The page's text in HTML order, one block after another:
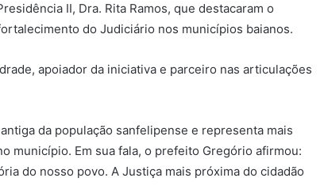
II, Dra. Rita Ramos, que destacaram o
do Judiciário nos municípios baianos.
apoiador da iniciativa e parceiro nas articulações
da população sanfelipense e representa mais
município. Em sua fala, o prefeito Gregório afirmou:
do nosso povo. A Justiça mais próxima do cidadão